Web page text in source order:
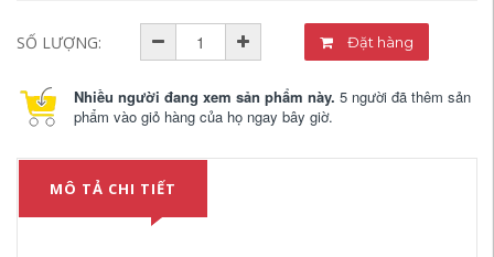
SỐ LƯỢNG: Đặt hàng
Nhiều người đang xem sản phẩm này. 5 người đã thêm sản
phẩm vào giỏ hàng của họ ngay bây giờ.
MÔ TẢ CHI TIẾT